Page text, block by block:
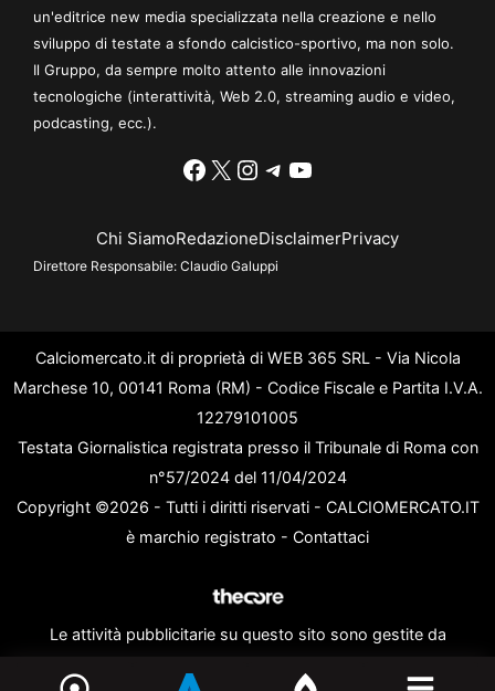
un'editrice new media specializzata nella creazione e nello
sviluppo di testate a sfondo calcistico-sportivo, ma non solo.
Il Gruppo, da sempre molto attento alle innovazioni
tecnologiche (interattività, Web 2.0, streaming audio e video,
podcasting, ecc.).
Facebook
X Instagram
Telegram
YouTube
Chi SiamoRedazioneDisclaimerPrivacy
Direttore Responsabile: Claudio Galuppi
Calciomercato.it di proprietà di WEB 365 SRL - Via Nicola
Marchese 10, 00141 Roma (RM) - Codice Fiscale e Partita I.V.A.
12279101005
Testata Giornalistica registrata presso il Tribunale di Roma con
n°57/2024 del 11/04/2024
Copyright ©2026 - Tutti i diritti riservati - CALCIOMERCATO.IT
è marchio registrato - Contattaci
Le attività pubblicitarie su questo sito sono gestite da